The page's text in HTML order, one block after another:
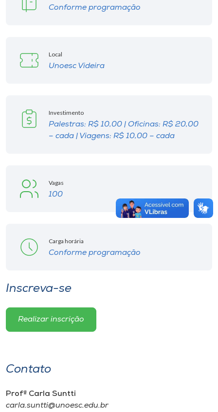
Conforme programação
Local
Unoesc Videira
Investimento
Palestras: R$ 10,00 | Oficinas: R$ 20,00
– cada | Viagens: R$ 10,00 – cada
Vagas
100
Carga horária
Conforme programação
Inscreva-se
Realizar inscrição
Contato
Profª Carla Suntti
carla.suntti@unoesc.edu.br